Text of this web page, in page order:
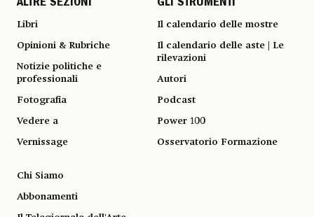
ALTRE SEZIONI
Libri
Opinioni & Rubriche
Notizie politiche e
professionali
Fotografia
Vedere a
Vernissage
GLI STRUMENTI
Il calendario delle mostre
Il calendario delle aste | Le
rilevazioni
Autori
Podcast
Power 100
Osservatorio Formazione
Chi Siamo
Abbonamenti